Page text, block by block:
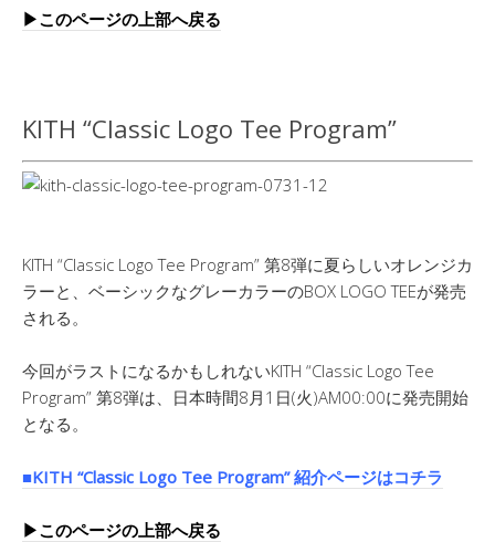
▶︎このページの上部へ戻る
KITH “Classic Logo Tee Program”
KITH “Classic Logo Tee Program” 第8弾に夏らしいオレンジカ
ラーと、ベーシックなグレーカラーのBOX LOGO TEEが発売
される。
今回がラストになるかもしれないKITH “Classic Logo Tee
Program” 第8弾は、日本時間8月1日(火)AM00:00に発売開始
となる。
■KITH “Classic Logo Tee Program” 紹介ページはコチラ
▶︎このページの上部へ戻る